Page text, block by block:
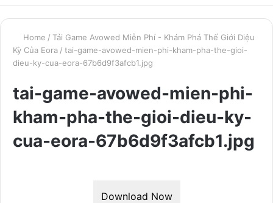
Home / Tải Game Avowed Miễn Phí - Khám Phá Thế Giới Diệu
Kỳ Của Eora / tai-game-avowed-mien-phi-kham-pha-the-gioi-
dieu-ky-cua-eora-67b6d9f3afcb1.jpg
tai-game-avowed-mien-phi-
kham-pha-the-gioi-dieu-ky-
cua-eora-67b6d9f3afcb1.jpg
Download Now